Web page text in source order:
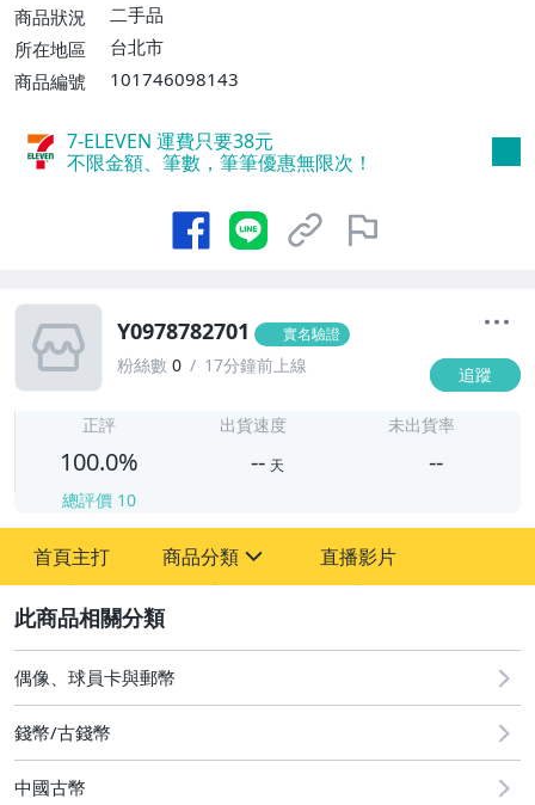
商品狀況
二手品
所在地區
台北市
商品編號
101746098143
7-ELEVEN 運費只要38元
不限金額、筆數，筆筆優惠無限次！
Y0978782701 實名驗證
粉絲數 0 17分鐘前上線 追蹤
正評
100.0%
總評價 10
出貨速度
-- 天
未出貨率
--
首頁主打 商品分類
古董、藝術與礦石
手機、配件與通訊
直播影片
偶像、球員卡與郵幣
錢幣/古錢幣
中國古幣